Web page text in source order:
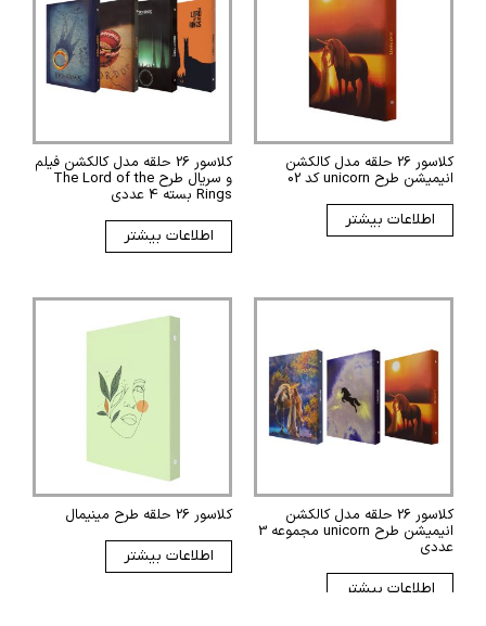
کلاسور 26 حلقه مدل کالکشن
انیمیشن طرح unicorn کد 02
اطلاعات بیشتر
کلاسور 26 حلقه مدل کالکشن فیلم
و سریال طرح The Lord of the
Rings بسته 4 عددی
اطلاعات بیشتر
کلاسور 26 حلقه مدل کالکشن
انیمیشن طرح unicorn مجموعه 3
عددی
اطلاعات بیشتر
کلاسور 26 حلقه طرح مینیمال
اطلاعات بیشتر